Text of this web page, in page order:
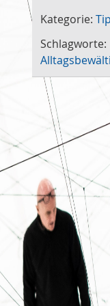
Kategorie:
Schlagworte: